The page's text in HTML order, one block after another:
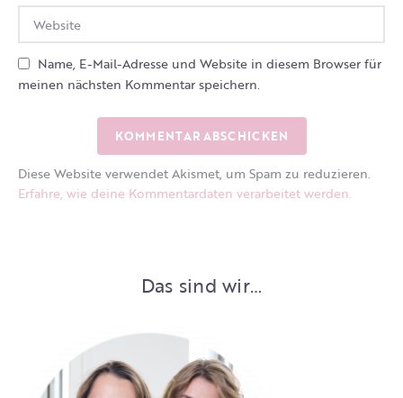
Name, E-Mail-Adresse und Website in diesem Browser für
meinen nächsten Kommentar speichern.
Diese Website verwendet Akismet, um Spam zu reduzieren.
Erfahre, wie deine Kommentardaten verarbeitet werden.
Das sind wir…